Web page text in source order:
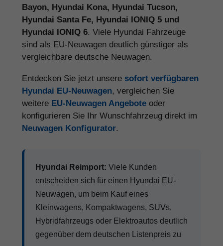
Bayon, Hyundai Kona, Hyundai Tucson,
Hyundai Santa Fe, Hyundai IONIQ 5 und
Hyundai IONIQ 6. Viele Hyundai Fahrzeuge
sind als EU-Neuwagen deutlich günstiger als
vergleichbare deutsche Neuwagen.
Entdecken Sie jetzt unsere sofort verfügbaren
Hyundai EU-Neuwagen, vergleichen Sie
weitere EU-Neuwagen Angebote oder
konfigurieren Sie Ihr Wunschfahrzeug direkt im
Neuwagen Konfigurator.
Hyundai Reimport: Viele Kunden
entscheiden sich für einen Hyundai EU-
Neuwagen, um beim Kauf eines
Kleinwagens, Kompaktwagens, SUVs,
Hybridfahrzeugs oder Elektroautos deutlich
gegenüber dem deutschen Listenpreis zu